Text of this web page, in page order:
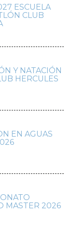
ESCUELA
CLUB
Y NATACIÓN
HERCULES
EN AGUAS
MASTER 2026